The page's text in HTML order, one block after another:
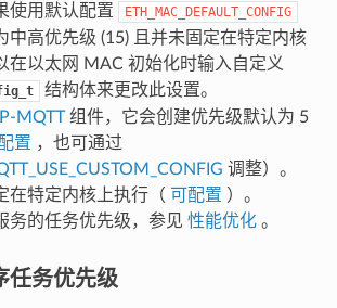
使用默认配置
ETH_MAC_DEFAULT_CONFIG
中高优先级 (15) 且并未固定在特定内核
在以太网 MAC 初始化时输入自定义
结构体来更改此设置。
MQTT组件，它会创建优先级默认为 5
置 ，也可通过
调整）。
在特定内核上执行（ 可配置 ）。
务的任务优先级，参见 性能优化。
任务优先级